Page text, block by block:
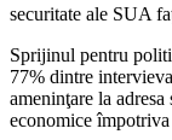
securitate ale SUA
Sprijinul pentru
77% dintre
ameninţare la
economice